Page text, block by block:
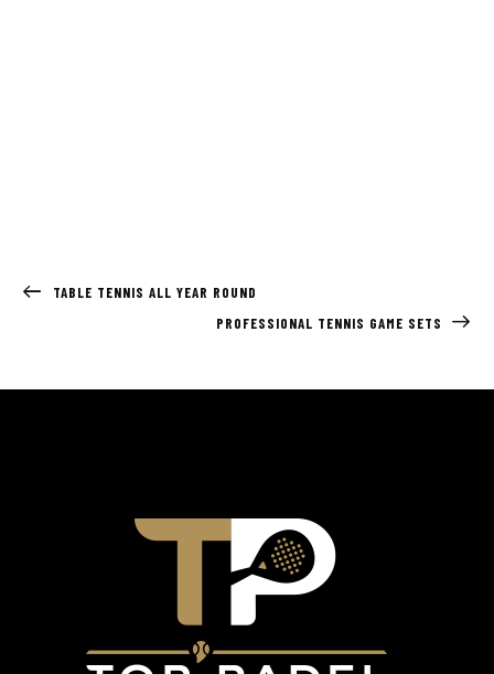
TABLE TENNIS ALL YEAR ROUND
PROFESSIONAL TENNIS GAME SETS